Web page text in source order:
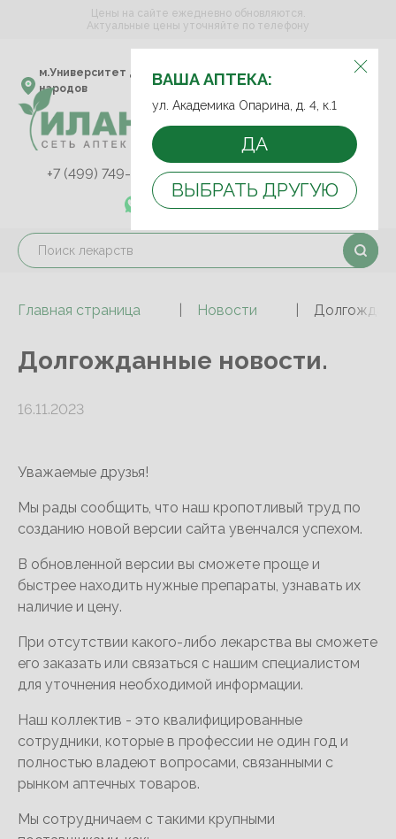
ВЫБЕРИТЕ АПТЕКУ:
м.Университет дружбы
народов
ул. Академика Опарина,
д. 4, к.1
ВАША АПТЕКА:
ул. Академика Опарина, д. 4, к.1
ДА
ВЫБРАТЬ ДРУГУЮ
Цены на сайте ежедневно обновляются.
Актуальные цены уточняйте по телефону
+7 (499) 749-75-92
+7 (499) 749-74-89
+7 (989) 579-78-73
Главная страница Новости
Долгожданные новости.
16.11.2023
Уважаемые друзья!
Мы рады сообщить, что наш кропотливый труд по
созданию новой версии сайта увенчался успехом.
В обновленной версии вы сможете проще и
быстрее находить нужные препараты, узнавать их
наличие и цену.
При отсутствии какого-либо лекарства вы сможете
его заказать или связаться с нашим специалистом
для уточнения необходимой информации.
Наш коллектив - это квалифицированные
сотрудники, которые в профессии не один год и
полностью владеют вопросами, связанными с
рынком аптечных товаров.
Мы сотрудничаем с такими крупными